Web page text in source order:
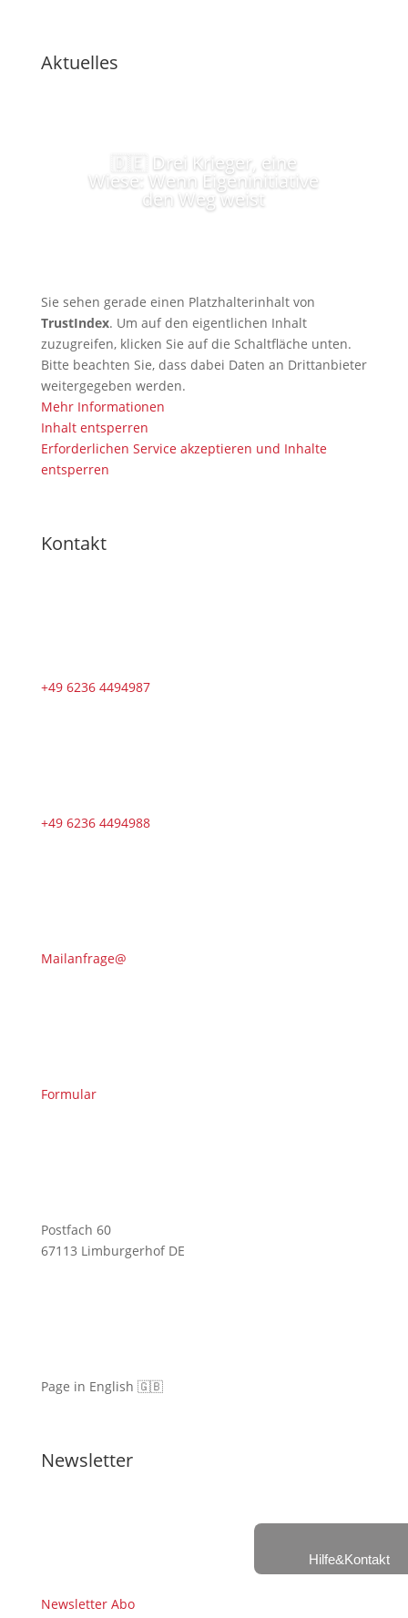
Aktuelles
🇩🇪 Drei Krieger, eine
Wiese: Wenn Eigeninitiative
den Weg weist
Sie sehen gerade einen Platzhalterinhalt von
TrustIndex. Um auf den eigentlichen Inhalt
zuzugreifen, klicken Sie auf die Schaltfläche unten.
Bitte beachten Sie, dass dabei Daten an Drittanbieter
weitergegeben werden.
Mehr Informationen
Inhalt entsperren
Erforderlichen Service akzeptieren und Inhalte
entsperren
Kontakt
+49 6236 4494987
+49 6236 4494988
Mailanfrage@
Formular
Postfach 60
67113 Limburgerhof DE
Page in English 🇬🇧
Newsletter
Newsletter Abo
Hilfe&Kontakt